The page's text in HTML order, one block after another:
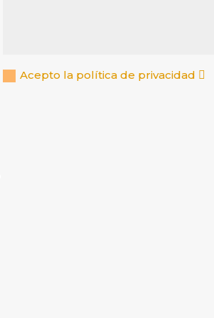
Acepto la política de privacidad